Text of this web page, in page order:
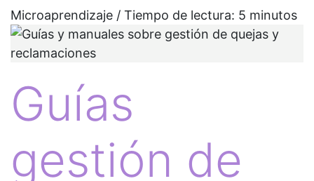
Microaprendizaje / Tiempo de lectura: 5 minutos
Guías
gestión de